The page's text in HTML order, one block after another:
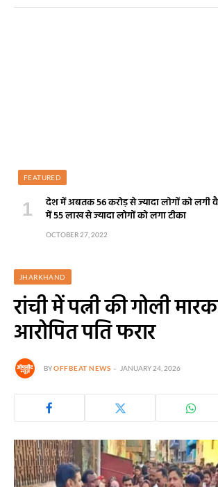
FEATURED
देश में अबतक 56 करोड़ से ज्यादा लोगों को लगी
में 55 लाख से ज्यादा लोगों को लगा टीका
OCTOBER 27, 2022
JHARKHAND
रांची में पत्नी की गोली
आरोपित पति फरार
BYOFFBEAT NEWS JANUARY 24, 2026